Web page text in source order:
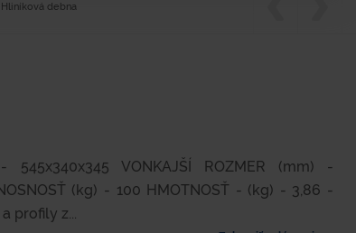
Hliníková debna
545x340x345 VONKAJŠÍ ROZMER (mm) -
(kg) - 100 HMOTNOSŤ - (kg) - 3,86 -
profily z...